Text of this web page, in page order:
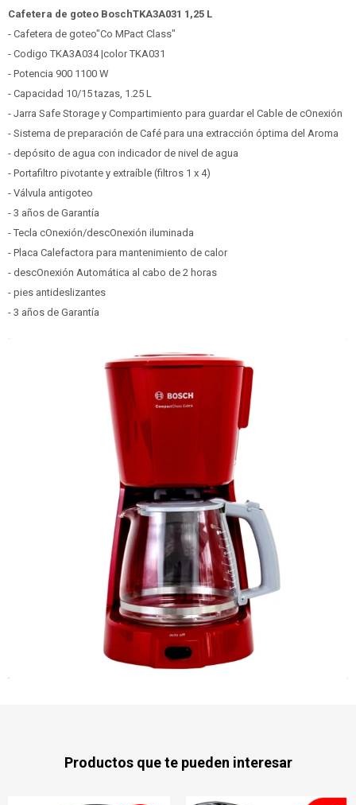
Cafetera de goteo BoschTKA3A031 1,25 L
- Cafetera de goteo"Co MPact Class"
- Codigo TKA3A034 |color TKA031
- Potencia 900 1100 W
- Capacidad 10/15 tazas, 1.25 L
- Jarra Safe Storage y Compartimiento para guardar el Cable de cOnexión
- Sistema de preparación de Café para una extracción óptima del Aroma
- depósito de agua con indicador de nivel de agua
- Portafiltro pivotante y extraíble (filtros 1 x 4)
- Válvula antigoteo
- 3 años de Garantía
- Tecla cOnexión/descOnexión iluminada
- Placa Calefactora para mantenimiento de calor
- descOnexión Automática al cabo de 2 horas
- pies antideslizantes
- 3 años de Garantía
Productos que te pueden interesar